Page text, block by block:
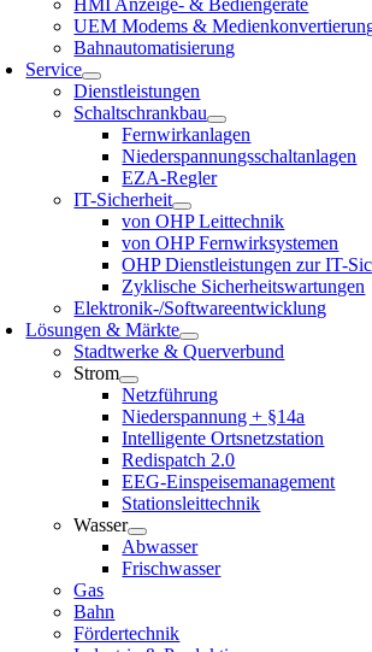
HMI Anzeige- & Bediengeräte
UEM Modems &
Bahnautomatisierung
Service
Dienstleistungen
Schaltschrankbau
Fernwirkanlagen
Niederspannungsschaltanlagen
EZA-Regler
IT-Sicherheit
von OHP Leittechnik
von OHP Fernwirksystemen
OHP Dienstleistungen zur IT-
Zyklische Sicherheitswartungen
Elektronik-/Softwareentwicklung
Lösungen & Märkte
Stadtwerke & Querverbund
Strom
Netzführung
Niederspannung + §14a
Intelligente Ortsnetzstation
Redispatch 2.0
EEG-Einspeisemanagement
Stationsleittechnik
Wasser
Abwasser
Frischwasser
Gas
Bahn
Fördertechnik